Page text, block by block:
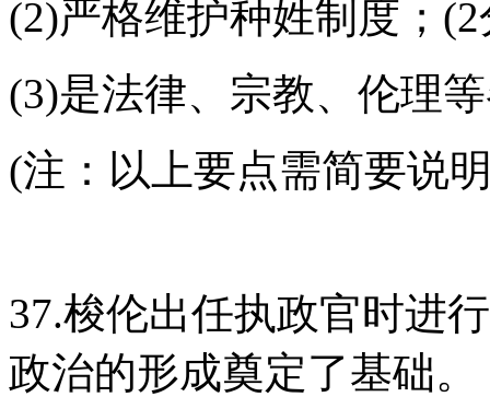
(2)严格维护种姓制度；
(3)是法律、宗教、伦理
(注：以上要点需简要说
37.梭伦出任执政官时进
政治的形成奠定了基础